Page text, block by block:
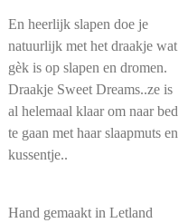
En heerlijk slapen doe je
natuurlijk met het draakje wat
gèk is op slapen en dromen.
Draakje Sweet Dreams..ze is
al helemaal klaar om naar bed
te gaan met haar slaapmuts en
kussentje..
Hand gemaakt in Letland